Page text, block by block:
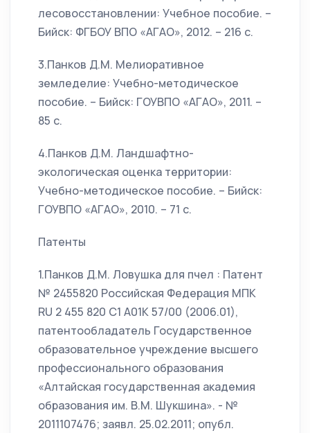
лесовосстановлении: Учебное пособие. –
Бийск: ФГБОУ ВПО «АГАО», 2012. – 216 с.
3.Панков Д.М. Мелиоративное
земледелие: Учебно-методическое
пособие. – Бийск: ГОУВПО «АГАО», 2011. –
85 с.
4.Панков Д.М. Ландшафтно-
экологическая оценка территории:
Учебно-методическое пособие. – Бийск:
ГОУВПО «АГАО», 2010. – 71 с.
Патенты
1.Панков Д.М. Ловушка для пчел : Патент
№ 2455820 Российская Федерация МПК
RU 2 455 820 С1 А01К 57/00 (2006.01),
патентообладатель Государственное
образовательное учреждение высшего
профессионального образования
«Алтайская государственная академия
образования им. В.М. Шукшина». - №
2011107476; заявл. 25.02.2011; опубл.